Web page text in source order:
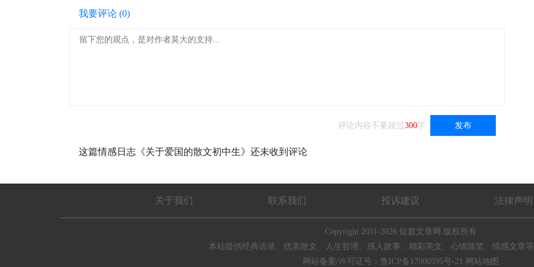
我要评论 (0)
发布
评论内容不要超过300字
这篇情感日志《关于爱国的散文初中生》还未收到评论
关于我们 联系我们 投诉建议 法律声明
Copyright 2011-2026 短篇文章网 版权所有
本站提供经典语录、优美散文、人生哲理、感人故事、精彩美文、心情随笔、情感文章等
网站备案/许可证号： 鲁ICP备17000595号-21 网站地图